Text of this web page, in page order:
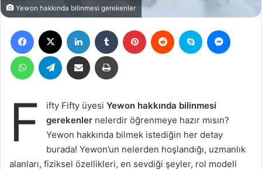
Yewon hakkında bilinmesi gerekenler
Facebook LinkedIn Tumblr Pinterest Reddit Skype
WhatsAppTelegram Email ile gönder Yazdır
F ifty Fifty üyesi Yewon hakkında bilinmesi
gerekenler nelerdir öğrenmeye hazır mısın?
Yewon hakkında bilmek istediğin her detay
burada! Yewon’un nelerden hoşlandığı, uzmanlık
alanları, fiziksel özellikleri, en sevdiği şeyler, rol modeli